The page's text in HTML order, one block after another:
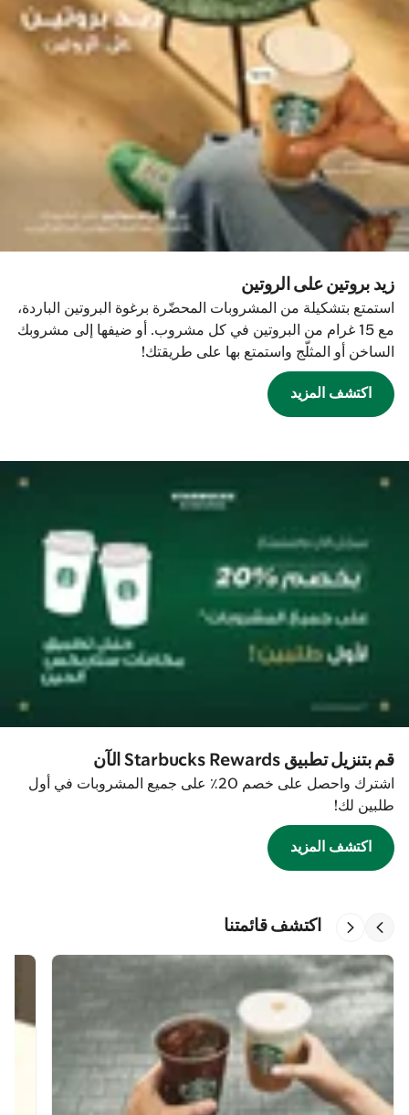
زيد بروتين على الروتين
استمتع بتشكيلة من المشروبات المحضّرة برغوة البروتين الباردة،
مع 15 غرام من البروتين في كل مشروب. أو ضيفها إلى مشروبك
الساخن أو المثلّج واستمتع بها على طريقتك!
اكتشف المزيد
قم بتنزيل تطبيق Starbucks Rewards الآن
اشترك واحصل على خصم 20٪ على جميع المشروبات في أول
طلبين لك!
اكتشف المزيد
اكتشف قائمتنا